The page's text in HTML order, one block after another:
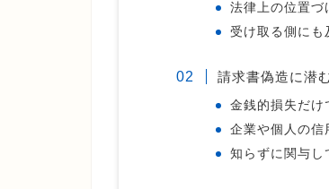
法律上の位置づ
受け取る側にも
請求書偽造に潜
金銭的損失だけ
企業や個人の信
知らずに関与し